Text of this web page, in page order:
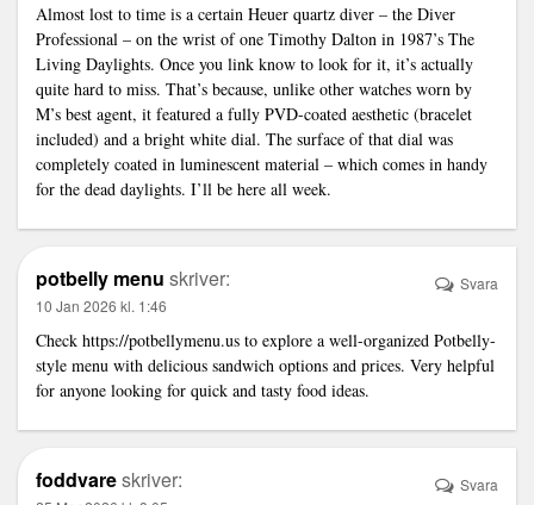
Almost lost to time is a certain Heuer quartz diver – the Diver
Professional – on the wrist of one Timothy Dalton in 1987’s The
Living Daylights. Once you link know to look for it, it’s actually
quite hard to miss. That’s because, unlike other watches worn by
M’s best agent, it featured a fully PVD-coated aesthetic (bracelet
included) and a bright white dial. The surface of that dial was
completely coated in luminescent material – which comes in handy
for the dead daylights. I’ll be here all week.
potbelly menu skriver:
10 Jan 2026 kl. 1:46
Check https://potbellymenu.us to explore a well-organized Potbelly-
style menu with delicious sandwich options and prices. Very helpful
for anyone looking for quick and tasty food ideas.
Svara
foddvareskriver: Svara